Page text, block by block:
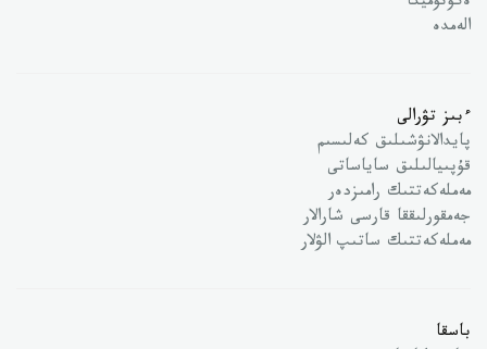
الەمدە
ءبىز تۋرالى
پايدالانۋشىلىق كەلىسىم
قۇپىيالىلىق ساياساتى
مەملەكەتتىك رامىزدەر
جەمقورلىققا قارسى شارالار
مەملەكەتتىك ساتىپ الۋلار
باسقا